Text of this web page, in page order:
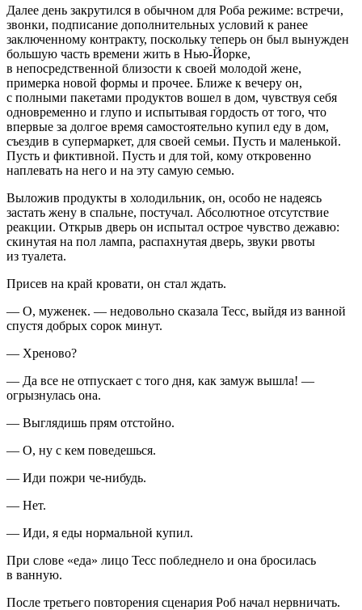
Далее день закрутился в обычном для Роба режиме: встречи,
звонки, подписание дополнительных условий к ранее
заключенному контракту, поскольку теперь он был вынужден
большую часть времени жить в Нью-Йорке,
в непосредственной близости к своей молодой жене,
примерка новой формы и прочее. Ближе к вечеру он,
с полными пакетами продуктов вошел в дом, чувствуя себя
одновременно и глупо и испытывая гордость от того, что
впервые за долгое время самостоятельно купил еду в дом,
съездив в супермаркет, для своей семьи. Пусть и маленькой.
Пусть и фиктивной. Пусть и для той, кому откровенно
наплевать на него и на эту самую семью.
Выложив продукты в холодильник, он, особо не надеясь
застать жену в спальне, постучал. Абсолютное отсутствие
реакции. Открыв дверь он испытал острое чувство дежавю:
скинутая на пол лампа, распахнутая дверь, звуки рвоты
из туалета.
Присев на край кровати, он стал ждать.
— О, муженек. — недовольно сказала Тесс, выйдя из ванной
спустя добрых сорок минут.
— Хреново?
— Да все не отпускает с того дня, как замуж вышла! —
огрызнулась она.
— Выглядишь прям отстойно.
— О, ну с кем поведешься.
— Иди пожри че-нибудь.
— Нет.
— Иди, я еды нормальной купил.
При слове «еда» лицо Тесс побледнело и она бросилась
в ванную.
После третьего повторения сценария Роб начал нервничать.